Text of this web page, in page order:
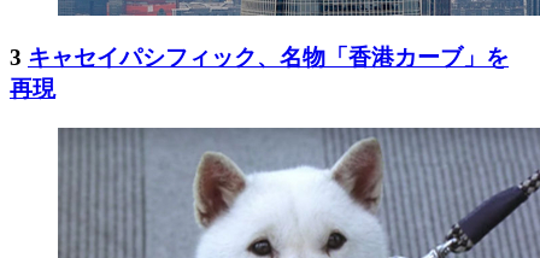
3 キャセイパシフィック、名物「香港カーブ」を
再現